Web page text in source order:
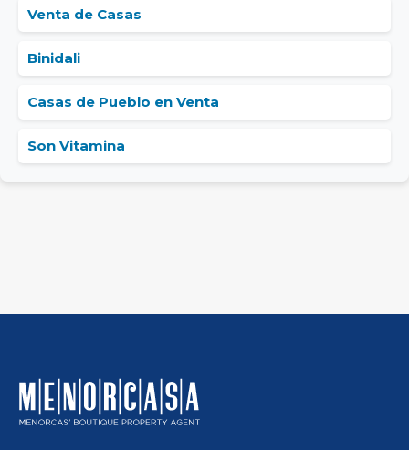
Venta de Casas
Binidali
Casas de Pueblo en Venta
Son Vitamina